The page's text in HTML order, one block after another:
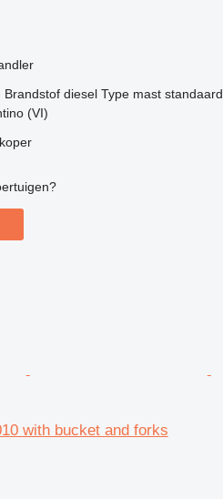
Brandstof diesel Type mast standaard
(VI)
with bucket and forks